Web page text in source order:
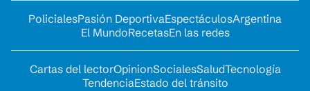
PolicialesPasión DeportivaEspectáculosArgentina
El MundoRecetasEn las redes
Cartas del lectorOpinionSocialesSaludTecnología
TendenciaEstado del tránsito